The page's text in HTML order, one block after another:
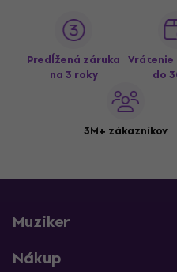
Predĺžená záruka
na 3 roky
Vrátenie
do
3M+ zákazníkov
Muziker
Nákup